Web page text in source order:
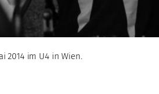
2014 im U4 in Wien.